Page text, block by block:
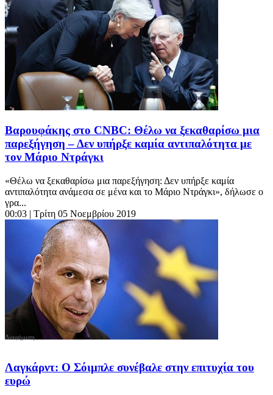
Βαρουφάκης στο CNBC: Θέλω να ξεκαθαρίσω μια
παρεξήγηση – Δεν υπήρξε καμία αντιπαλότητα με
τον Μάριο Ντράγκι
«Θέλω να ξεκαθαρίσω μια παρεξήγηση: Δεν υπήρξε καμία
αντιπαλότητα ανάμεσα σε μένα και το Μάριο Ντράγκι», δήλωσε ο
γρα...
00:03 | Τρίτη 05 Νοεμβρίου 2019
Λαγκάρντ: Ο Σόιμπλε συνέβαλε στην επιτυχία του
ευρώ